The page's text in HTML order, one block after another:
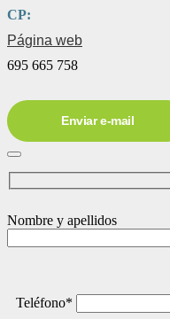
CP:
Página web
695 665 758
Enviar e-mail
Nombre y apellidos
Teléfono*